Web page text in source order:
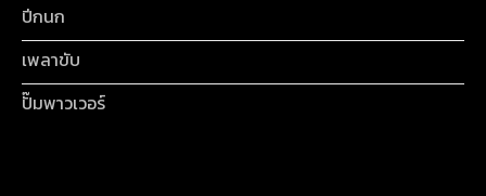
ปีกนก
เพลาขับ
ปั๊มพาวเวอร์